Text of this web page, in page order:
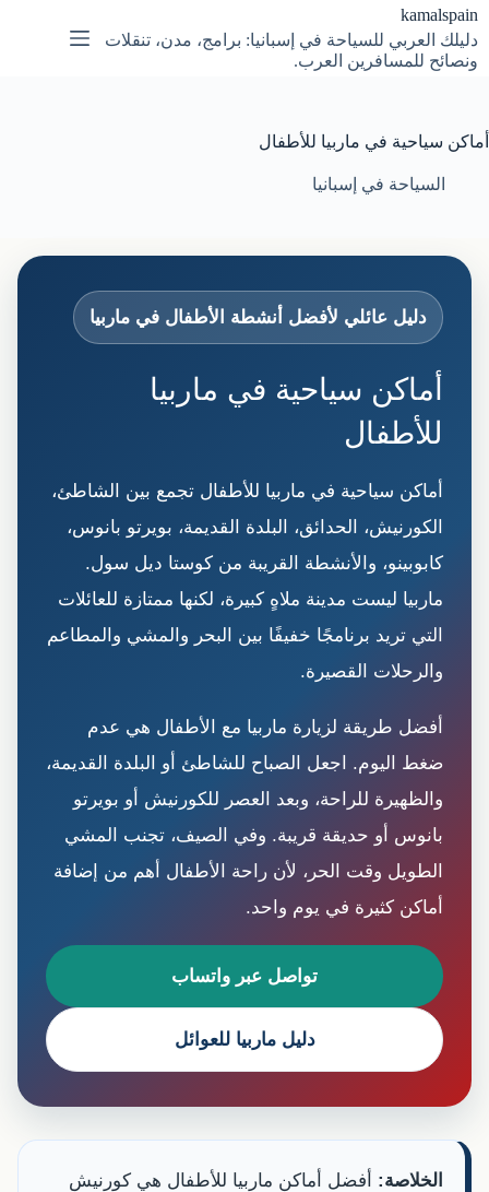
التجاوز
إلى
المحتوى
kamalspain
دليلك العربي للسياحة في إسبانيا: برامج، مدن، تنقلات
ونصائح للمسافرين العرب.
أماكن سياحية في ماربيا للأطفال
السياحة في إسبانيا
دليل عائلي لأفضل أنشطة الأطفال في ماربيا
أماكن سياحية في ماربيا
للأطفال
أماكن سياحية في ماربيا للأطفال تجمع بين الشاطئ،
الكورنيش، الحدائق، البلدة القديمة، بويرتو بانوس،
كابوبينو، والأنشطة القريبة من كوستا ديل سول.
ماربيا ليست مدينة ملاهٍ كبيرة، لكنها ممتازة للعائلات
التي تريد برنامجًا خفيفًا بين البحر والمشي والمطاعم
والرحلات القصيرة.
أفضل طريقة لزيارة ماربيا مع الأطفال هي عدم
ضغط اليوم. اجعل الصباح للشاطئ أو البلدة القديمة،
والظهيرة للراحة، وبعد العصر للكورنيش أو بويرتو
بانوس أو حديقة قريبة. وفي الصيف، تجنب المشي
الطويل وقت الحر، لأن راحة الأطفال أهم من إضافة
أماكن كثيرة في يوم واحد.
تواصل عبر واتساب
دليل ماربيا للعوائل
الخلاصة: أفضل أماكن ماربيا للأطفال هي كورنيش